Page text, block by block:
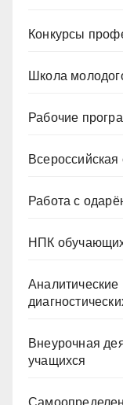
Конкурсы
Школа
Рабочие
Работа с
НПК
Внеурочная
учащихся